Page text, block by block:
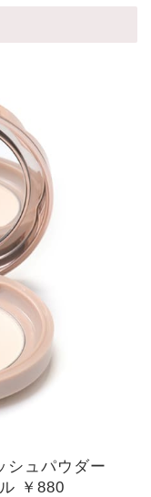
シュパウダー
￥880